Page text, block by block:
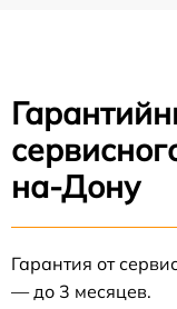
на-Дону
Гарантия от
— до 3 месяцев.